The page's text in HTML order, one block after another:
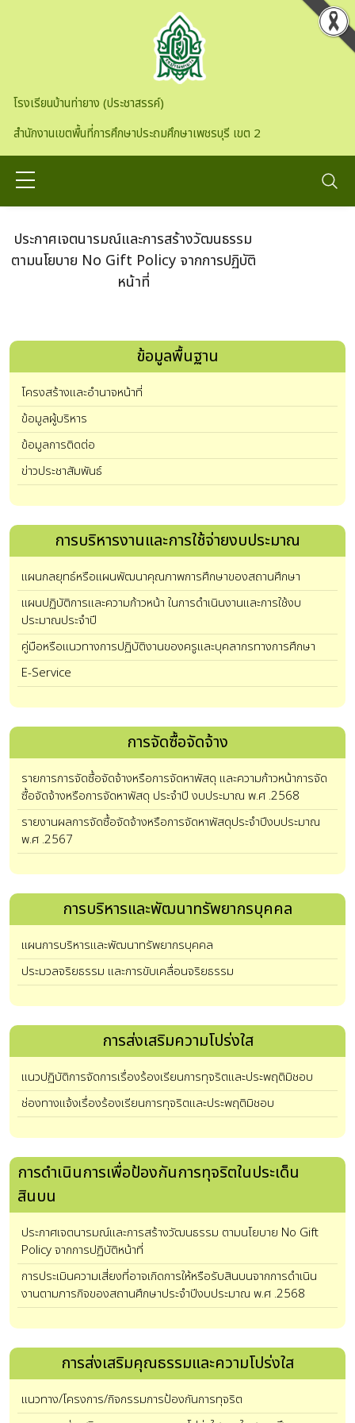
โรงเรียนบ้านท่ายาง (ประชาสรรค์)
สำนักงานเขตพื้นที่การศึกษาประถมศึกษาเพชรบุรี เขต 2
ข้อมูลพื้นฐาน
โครงสร้างและอำนาจหน้าที่
ข้อมูลผู้บริหาร
ข้อมูลการติดต่อ
ข่าวประชาสัมพันธ์
การบริหารงานและการใช้จ่ายงบประมาณ
แผนกลยุทธ์หรือแผนพัฒนาคุณภาพการศึกษาของสถานศึกษา
แผนปฏิบัติการและความก้าวหน้า ในการดำเนินงานและการใช้งบ
ประมาณประจำปี
คู่มือหรือแนวทางการปฏิบัติงานของครูและบุคลากรทางการศึกษา
E-Service
การจัดซื้อจัดจ้าง
รายการการจัดซื้อจัดจ้างหรือการจัดหาพัสดุ และความก้าวหน้าการจัด
ซื้อจัดจ้างหรือการจัดหาพัสดุ ประจำปี งบประมาณ พ.ศ .2568
รายงานผลการจัดซื้อจัดจ้างหรือการจัดหาพัสดุประจำปีงบประมาณ
พ.ศ .2567
การบริหารและพัฒนาทรัพยากรบุคคล
แผนการบริหารและพัฒนาทรัพยากรบุคคล
ประมวลจริยธรรม และการขับเคลื่อนจริยธรรม
การส่งเสริมความโปร่งใส
แนวปฏิบัติการจัดการเรื่องร้องเรียนการทุจริตและประพฤติมิชอบ
ช่องทางแจ้งเรื่องร้องเรียนการทุจริตและประพฤติมิชอบ
การดําเนินการเพื่อป้องกันการทุจริตในประเด็น
สินบน
ประกาศเจตนารมณ์และการสร้างวัฒนธรรม ตามนโยบาย No Gift
Policy จากการปฏิบัติหน้าที่
การประเมินความเสี่ยงที่อาจเกิดการให้หรือรับสินบนจากการดำเนิน
งานตามภารกิจของสถานศึกษาประจำปีงบประมาณ พ.ศ .2568
การส่งเสริมคุณธรรมและความโปร่งใส
แนวทาง/โครงการ/กิจกรรมการป้องกันการทุจริต
ประกาศเจตนารมณ์และการสร้างวัฒนธรรม
ตามนโยบาย No Gift Policy จากการปฏิบัติ
หน้าที่